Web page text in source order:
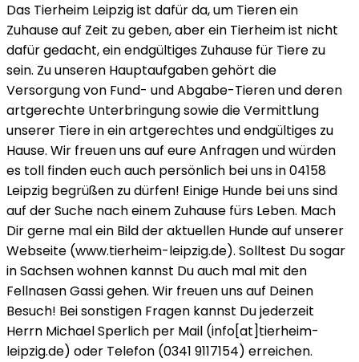
Das Tierheim Leipzig ist dafür da, um Tieren ein
Zuhause auf Zeit zu geben, aber ein Tierheim ist nicht
dafür gedacht, ein endgültiges Zuhause für Tiere zu
sein. Zu unseren Hauptaufgaben gehört die
Versorgung von Fund- und Abgabe-Tieren und deren
artgerechte Unterbringung sowie die Vermittlung
unserer Tiere in ein artgerechtes und endgültiges zu
Hause. Wir freuen uns auf eure Anfragen und würden
es toll finden euch auch persönlich bei uns in 04158
Leipzig begrüßen zu dürfen! Einige Hunde bei uns sind
auf der Suche nach einem Zuhause fürs Leben. Mach
Dir gerne mal ein Bild der aktuellen Hunde auf unserer
Webseite (www.tierheim-leipzig.de). Solltest Du sogar
in Sachsen wohnen kannst Du auch mal mit den
Fellnasen Gassi gehen. Wir freuen uns auf Deinen
Besuch! Bei sonstigen Fragen kannst Du jederzeit
Herrn Michael Sperlich per Mail (info[at]tierheim-
leipzig.de) oder Telefon (0341 9117154) erreichen.